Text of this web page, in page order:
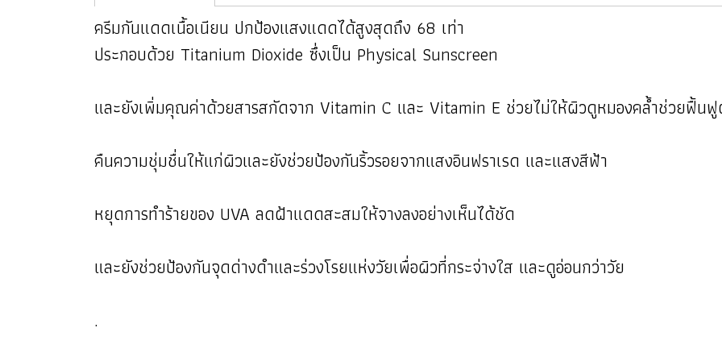
ครีมกันแดดเนื้อเนียน ปกป้องแสงแดดได้สูงสุดถึง 68 เท่า
ประกอบด้วย Titanium Dioxide ซึ่งเป็น Physical Sunscreen
และยังเพิ่มคุณค่าด้วยสารสกัดจาก Vitamin C และ Vitamin E ช่วยไม่ให้ผิวดูหมองคล้ำช่วยฟื้นฟู
คืนความชุ่มชื่นให้แก่ผิวและยังช่วยป้องกันริ้วรอยจากแสงอินฟราเรด และแสงสีฟ้า
หยุดการทำร้ายของ UVA ลดฝ้าแดดสะสมให้จางลงอย่างเห็นได้ชัด
และยังช่วยป้องกันจุดด่างดำและร่วงโรยแห่งวัยเพื่อผิวที่กระจ่างใส และดูอ่อนกว่าวัย
.